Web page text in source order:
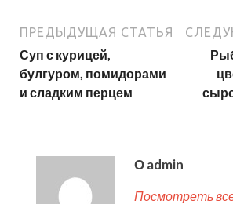
ПРЕДЫДУЩАЯ СТАТЬЯ
Суп с курицей,
булгуром, помидорами
и сладким перцем
О admin
Посмотреть